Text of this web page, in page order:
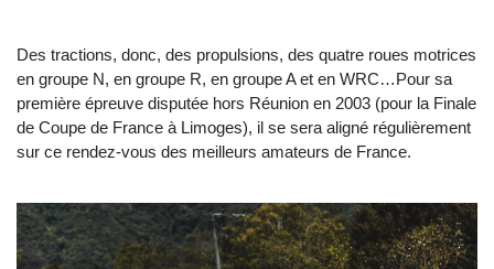
Des tractions, donc, des propulsions, des quatre roues motrices
en groupe N, en groupe R, en groupe A et en WRC…Pour sa
première épreuve disputée hors Réunion en 2003 (pour la Finale
de Coupe de France à Limoges), il se sera aligné régulièrement
sur ce rendez-vous des meilleurs amateurs de France.